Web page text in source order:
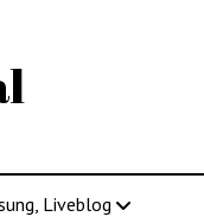
Liveblog